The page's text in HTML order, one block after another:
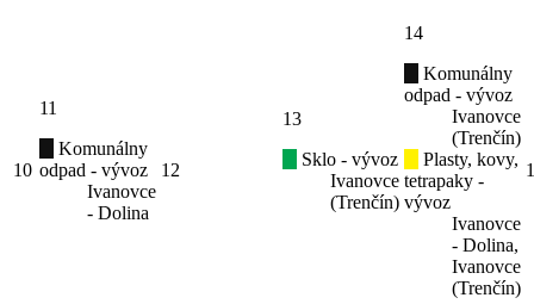
10
11
Komunálny
odpad - vývoz
Ivanovce
- Dolina
12
13
Sklo - vývoz
Ivanovce
(Trenčín)
14
Komunálny
odpad - vývoz
Ivanovce
(Trenčín)
Plasty, kovy,
tetrapaky -
vývoz
Ivanovce
- Dolina,
Ivanovce
(Trenčín)